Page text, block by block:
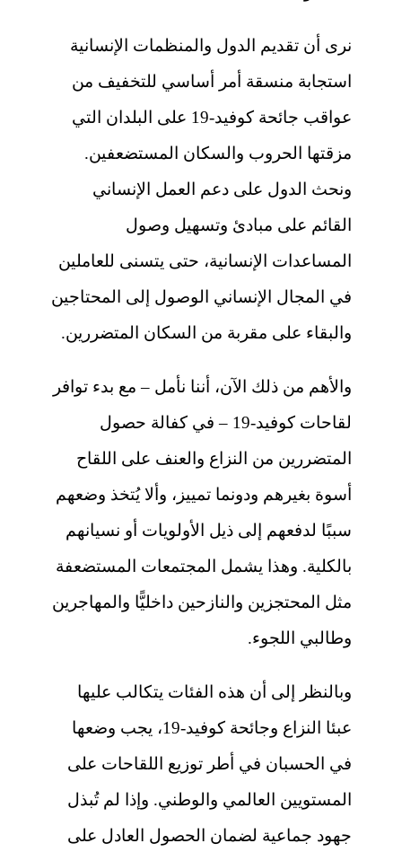
نرى أن تقديم الدول والمنظمات الإنسانية
استجابة منسقة أمر أساسي للتخفيف من
عواقب جائحة كوفيد-19 على البلدان التي
مزقتها الحروب والسكان المستضعفين.
ونحث الدول على دعم العمل الإنساني
القائم على مبادئ وتسهيل وصول
المساعدات الإنسانية، حتى يتسنى للعاملين
في المجال الإنساني الوصول إلى المحتاجين
والبقاء على مقربة من السكان المتضررين.
والأهم من ذلك الآن، أننا نأمل – مع بدء توافر
لقاحات كوفيد-19 – في كفالة حصول
المتضررين من النزاع والعنف على اللقاح
أسوة بغيرهم ودونما تمييز، وألا يُتخذ وضعهم
سببًا لدفعهم إلى ذيل الأولويات أو نسيانهم
بالكلية. وهذا يشمل المجتمعات المستضعفة
مثل المحتجزين والنازحين داخليًّا والمهاجرين
وطالبي اللجوء.
وبالنظر إلى أن هذه الفئات يتكالب عليها
عبئا النزاع وجائحة كوفيد-19، يجب وضعها
في الحسبان في أطر توزيع اللقاحات على
المستويين العالمي والوطني. وإذا لم تُبذل
جهود جماعية لضمان الحصول العادل على